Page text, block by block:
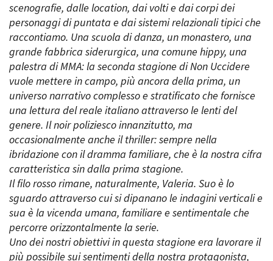
scenografie, dalle location, dai volti e dai corpi dei
personaggi di puntata e dai sistemi relazionali tipici che
raccontiamo. Una scuola di danza, un monastero, una
grande fabbrica siderurgica, una comune hippy, una
palestra di MMA: la seconda stagione di Non Uccidere
vuole mettere in campo, più ancora della prima, un
universo narrativo complesso e stratificato che fornisce
una lettura del reale italiano attraverso le lenti del
genere. Il noir poliziesco innanzitutto, ma
occasionalmente anche il thriller: sempre nella
ibridazione con il dramma familiare, che è la nostra cifra
caratteristica sin dalla prima stagione.
Il filo rosso rimane, naturalmente, Valeria. Suo è lo
sguardo attraverso cui si dipanano le indagini verticali e
sua è la vicenda umana, familiare e sentimentale che
percorre orizzontalmente la serie.
Uno dei nostri obiettivi in questa stagione era lavorare il
più possibile sui sentimenti della nostra protagonista,